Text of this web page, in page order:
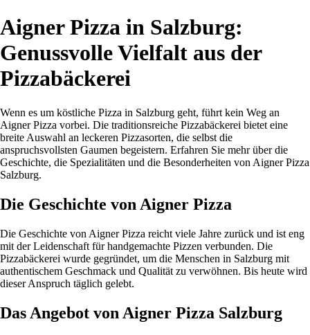
Aigner Pizza in Salzburg:
Genussvolle Vielfalt aus der
Pizzabäckerei
Wenn es um köstliche Pizza in Salzburg geht, führt kein Weg an
Aigner Pizza vorbei. Die traditionsreiche Pizzabäckerei bietet eine
breite Auswahl an leckeren Pizzasorten, die selbst die
anspruchsvollsten Gaumen begeistern. Erfahren Sie mehr über die
Geschichte, die Spezialitäten und die Besonderheiten von Aigner Pizza
Salzburg.
Die Geschichte von Aigner Pizza
Die Geschichte von Aigner Pizza reicht viele Jahre zurück und ist eng
mit der Leidenschaft für handgemachte Pizzen verbunden. Die
Pizzabäckerei wurde gegründet, um die Menschen in Salzburg mit
authentischem Geschmack und Qualität zu verwöhnen. Bis heute wird
dieser Anspruch täglich gelebt.
Das Angebot von Aigner Pizza Salzburg